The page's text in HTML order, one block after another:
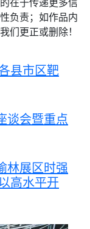
负责；如作品内
们更正或删除！
县市区靶
谈会暨重点
林展区时强
高水平开